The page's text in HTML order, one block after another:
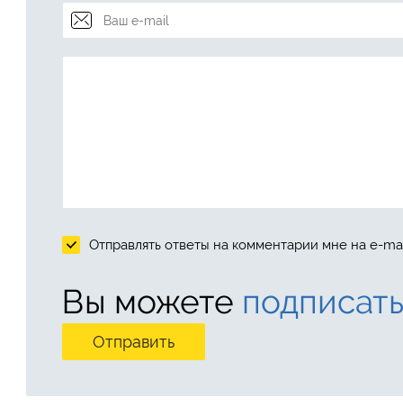
Отправлять ответы на комментарии мне на e-
Вы можете